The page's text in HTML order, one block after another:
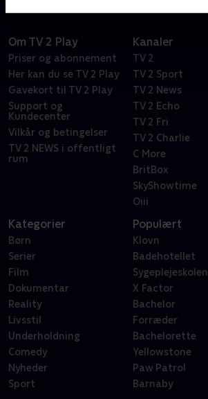
Om TV 2 Play
Priser og abonnement
Her kan du se TV 2 Play
Gavekort til TV 2 Play
Support og
Kundecenter
Vilkår og betingelser
TV 2 NEWS i offentligt
rum
Kanaler
TV 2
TV 2 Sport
TV 2 News
TV 2 Echo
TV 2 Fri
TV 2 Charlie
C More
BritBox
SkyShowtime
Oiii
Kategorier
Børn
Serier
Film
Dokumentar
Reality
Livsstil
Underholdning
Comedy
Nyheder
Sport
Populært
Klovn
Badehotellet
Sygeplejeskolen
X Factor
Bachelor
Forræder
Bachelorette
Yellowstone
Paw Patrol
Barnaby